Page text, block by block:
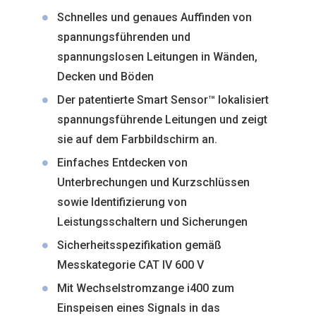
Schnelles und genaues Auffinden von
spannungsführenden und
spannungslosen Leitungen in Wänden,
Decken und Böden
Der patentierte Smart Sensor™ lokalisiert
spannungsführende Leitungen und zeigt
sie auf dem Farbbildschirm an.
Einfaches Entdecken von
Unterbrechungen und Kurzschlüssen
sowie Identifizierung von
Leistungsschaltern und Sicherungen
Sicherheitsspezifikation gemäß
Messkategorie CAT IV 600 V
Mit Wechselstromzange i400 zum
Einspeisen eines Signals in das